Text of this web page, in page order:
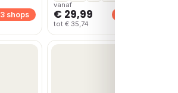
3 shops
vanaf
€ 29,99
tot € 35,74